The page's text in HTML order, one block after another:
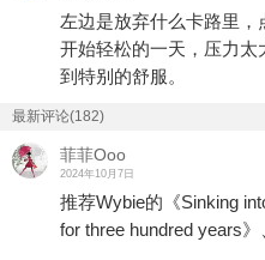
左边是放弃什么卡路里，
开始轻松的一天，压力
到特别的舒服。
最新评论(182)
菲菲Ooo
2024年10月7日
推荐Wybie的《Sinking
for three hundred years